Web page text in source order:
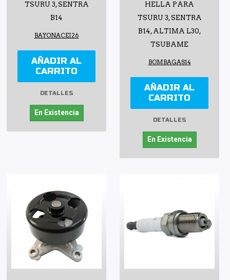
TSURU 3, SENTRA
B14
BAYONACEI26
AÑADIR AL
CARRITO
DETALLES
En Existencia
HELLA PARA
TSURU 3, SENTRA
B14, ALTIMA L30,
TSUBAME
BOMBAGAS14
AÑADIR AL
CARRITO
DETALLES
En Existencia